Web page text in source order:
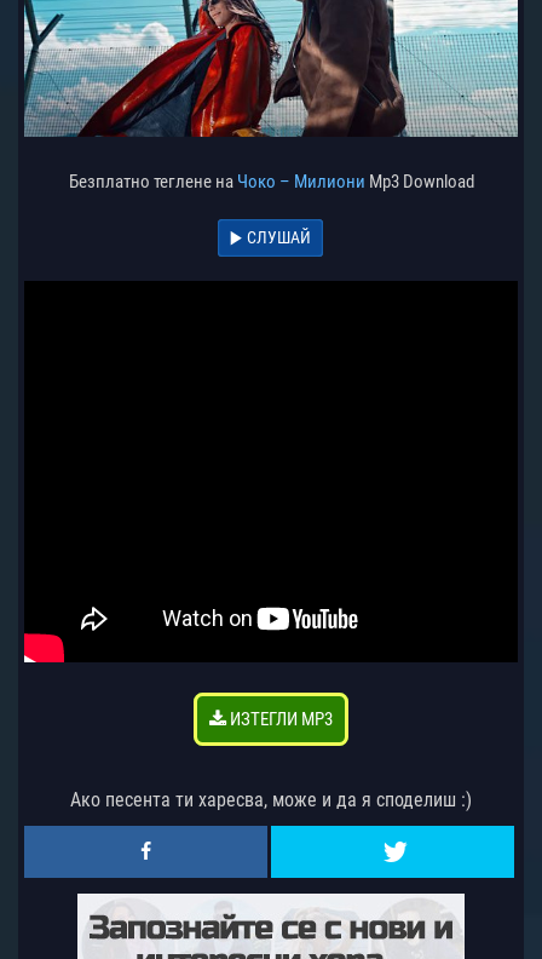
Безплатно теглене на Чоко – Милиони Mp3 Download
СЛУШАЙ
ИЗТЕГЛИ MP3
Ако песента ти харесва, може и да я споделиш :)